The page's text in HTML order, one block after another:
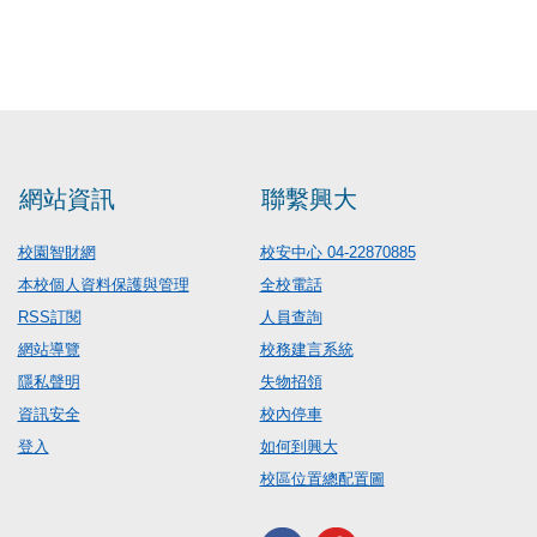
網站資訊
校園智財網
本校個人資料保護與管理
RSS訂閱
網站導覽
隱私聲明
資訊安全
登入
聯繫興大
校安中心 04-22870885
全校電話
人員查詢
校務建言系統
失物招領
校內停車
如何到興大
校區位置總配置圖